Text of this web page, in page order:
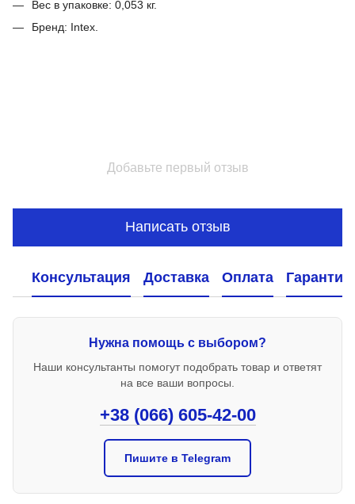
Вес в упаковке: 0,053 кг.
Бренд: Intex.
Добавьте первый отзыв
Написать отзыв
Консультация Доставка Оплата Гарантия
Нужна помощь с выбором?
Наши консультанты помогут подобрать товар и ответят
на все ваши вопросы.
+38 (066) 605-42-00
Пишите в Telegram